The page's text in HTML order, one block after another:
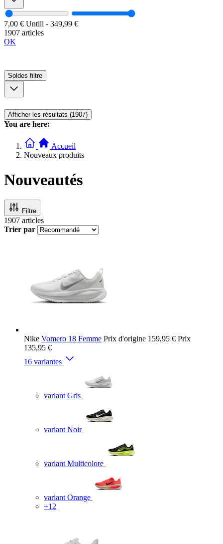
7,00 € Untill - 349,99 €
1907 articles
OK
Soldes filtre
Afficher les résultats (1907)
You are here:
Accueil
Nouveaux produits
Nouveautés
Filtre
1907 articles
Trier par
Nike Vomero 18 Femme Prix d'origine 159,95 € Prix
135,95 €
16 variantes
variant Gris
variant Noir
variant Multicolore
variant Orange
+12